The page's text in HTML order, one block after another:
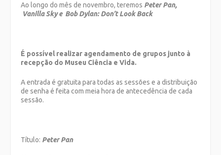
Ao longo do mês de novembro, teremos Peter Pan,
Vanilla Sky e Bob Dylan: Don’t Look Back
É possível realizar agendamento de grupos junto à
recepção do Museu Ciência e Vida.
A entrada é gratuita para todas as sessões e a distribuição
de senha é feita com meia hora de antecedência de cada
sessão.
Título: Peter Pan